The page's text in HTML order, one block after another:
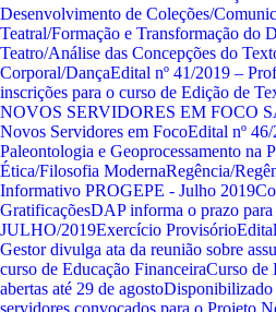
Desenvolvimento de Coleções/
Teatral/Formação e Transformação do
Teatro/Análise das Concepções do
Corporal/DançaEdital nº 41/2019 –
inscrições para o curso de Edição de
NOVOS SERVIDORES EM FOCO
Novos Servidores em FocoEdital nº
Paleontologia e Geoprocessamento na
Ética/Filosofia ModernaRegência/
Informativo PROGEPE - Julho 2019
GratificaçõesDAP informa o prazo para
JULHO/2019Exercício Provisório
Gestor divulga ata da reunião sobre
curso de Educação FinanceiraCurso de
abertas até 29 de agosto
servidores convocados para o Projeto